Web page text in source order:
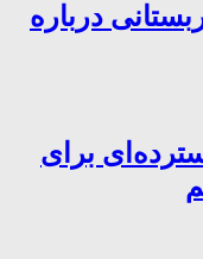
درباره
برای